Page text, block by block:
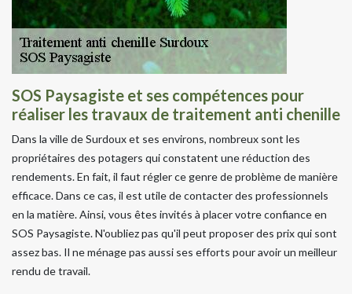
SOS Paysagiste et ses compétences pour
réaliser les travaux de traitement anti chenille
Dans la ville de Surdoux et ses environs, nombreux sont les
propriétaires des potagers qui constatent une réduction des
rendements. En fait, il faut régler ce genre de problème de manière
efficace. Dans ce cas, il est utile de contacter des professionnels
en la matière. Ainsi, vous êtes invités à placer votre confiance en
SOS Paysagiste. N'oubliez pas qu'il peut proposer des prix qui sont
assez bas. Il ne ménage pas aussi ses efforts pour avoir un meilleur
rendu de travail.